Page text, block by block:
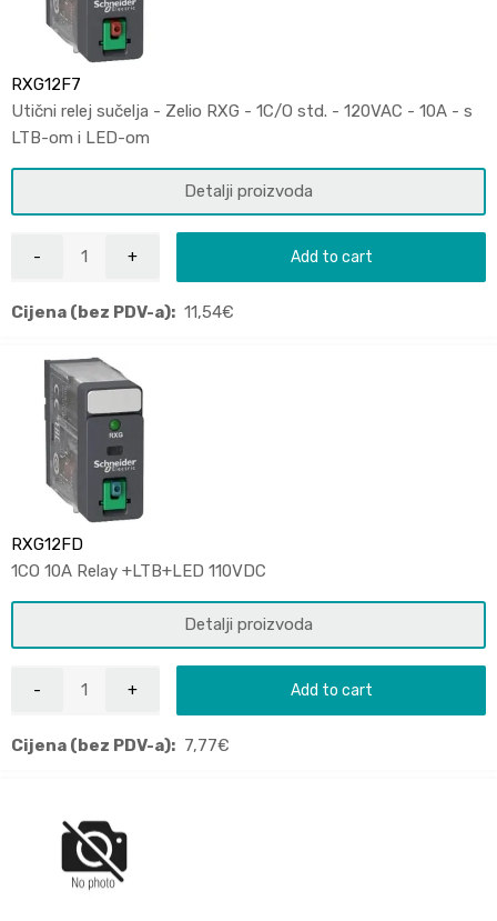
RXG12F7
Utični relej sučelja - Zelio RXG - 1C/O std. - 120VAC - 10A - s
LTB-om i LED-om
Detalji proizvoda
Add to cart
Cijena (bez PDV-a): 11,54€
RXG12FD
1CO 10A Relay +LTB+LED 110VDC
Detalji proizvoda
Add to cart
Cijena (bez PDV-a): 7,77€